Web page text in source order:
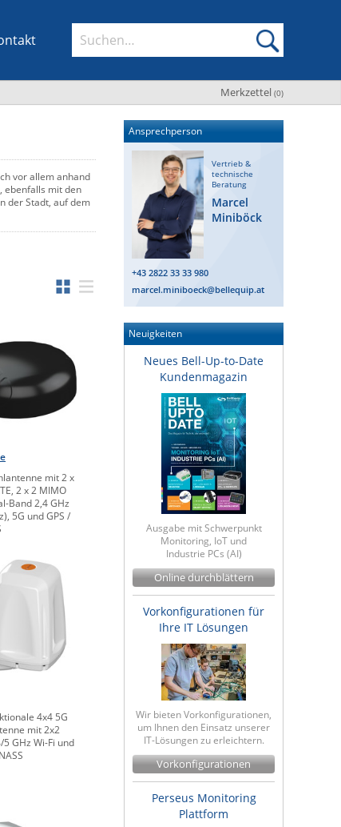
Merkzettel (0)
vor allem anhand
ebenfalls mit den
der Stadt, auf dem
mit 2 x
2 x 2 MIMO
Band 2,4 GHz
5G und GPS /
4x4 5G
mit 2x2
5 GHz Wi-Fi und
Ansprechperson
Vertrieb &
technische
Beratung
Marcel
Miniböck
+43 2822 33 33 980
marcel.miniboeck@bellequip.at
Neuigkeiten
Neues Bell-Up-to-Date
Kundenmagazin
Ausgabe mit Schwerpunkt
Monitoring, IoT und
Industrie PCs (AI)
Online durchblättern
Vorkonfigurationen für
Ihre IT Lösungen
Wir bieten Vorkonfigurationen,
um Ihnen den Einsatz unserer
IT-Lösungen zu erleichtern.
Vorkonfigurationen
Perseus Monitoring
Plattform